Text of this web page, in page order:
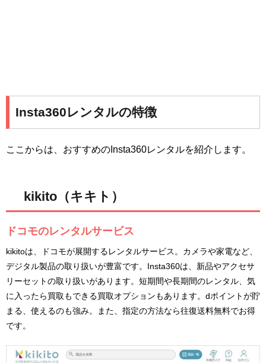
Insta360レンタルの特徴
ここからは、おすすめのInsta360レンタルを紹介します。
kikito（キキト）
ドコモのレンタルサービス
kikitoは、ドコモが展開するレンタルサービス。カメラや家電など、
デジタル製品の取り扱いが豊富です。Insta360は、新品やアクセサ
リーセットの取り扱いがあります。短期間や長期間のレンタル、気
に入ったら買取もできる買取オプションもあります。dポイントが貯
まる、使えるのも強み。また、指定の方法なら往復送料無料でお得
です。